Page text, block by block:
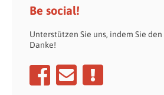
Be social!
Unterstützen Sie uns, indem Sie
Danke!